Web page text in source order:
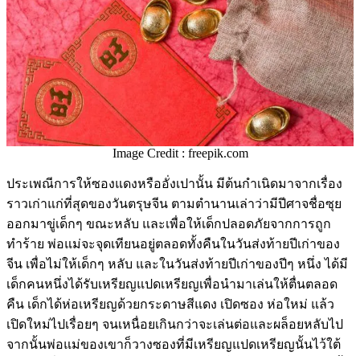
Image Credit : freepik.com
ประเพณีการให้ซองแดงหรืออั่งเปานั้น มีต้นกำเนิดมาจากเรื่อง
ราวเก่าแก่ที่สุดของวันตรุษจีน ตามตำนานเล่าว่ามีปีศาจชื่อซุย
ออกมาขู่เด็กๆ ขณะหลับ และเพื่อให้เด็กปลอดภัยจากการถูก
ทำร้าย พ่อแม่จะจุดเทียนอยู่ตลอดทั้งคืนในวันส่งท้ายปีเก่าของ
จีน เพื่อไม่ให้เด็กๆ หลับ และในวันส่งท้ายปีเก่าของปีๆ หนึ่ง ได้มี
เด็กคนหนึ่งได้รับเหรียญแปดเหรียญเพื่อนำมาเล่นให้ตื่นตลอด
คืน เด็กได้ห่อเหรียญด้วยกระดาษสีแดง เปิดซอง ห่อใหม่ แล้ว
เปิดใหม่ไปเรื่อยๆ จนเหนื่อยเกินกว่าจะเล่นต่อและผล็อยหลับไป
จากนั้นพ่อแม่ของเขาก็วางซองที่มีเหรียญแปดเหรียญนั้นไว้ใต้